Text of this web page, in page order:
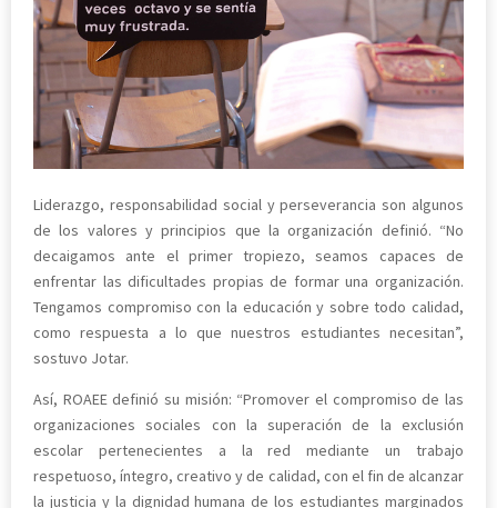
Liderazgo, responsabilidad social y perseverancia son algunos
de los valores y principios que la organización definió. “No
decaigamos ante el primer tropiezo, seamos capaces de
enfrentar las dificultades propias de formar una organización.
Tengamos compromiso con la educación y sobre todo calidad,
como respuesta a lo que nuestros estudiantes necesitan”,
sostuvo Jotar.
Así, ROAEE definió su misión: “Promover el compromiso de las
organizaciones sociales con la superación de la exclusión
escolar pertenecientes a la red mediante un trabajo
respetuoso, íntegro, creativo y de calidad, con el fin de alcanzar
la justicia y la dignidad humana de los estudiantes marginados